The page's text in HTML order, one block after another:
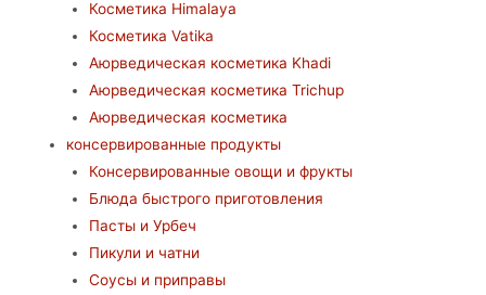
Косметика Himalaya
Косметика Vatika
Аюрведическая коcметика Khadi
Аюрведическая коcметика Trichup
Аюрведическая косметика
консервированные продукты
Консервированные овощи и фрукты
Блюда быстрого приготовления
Пасты и Урбеч
Пикули и чатни
Соусы и приправы